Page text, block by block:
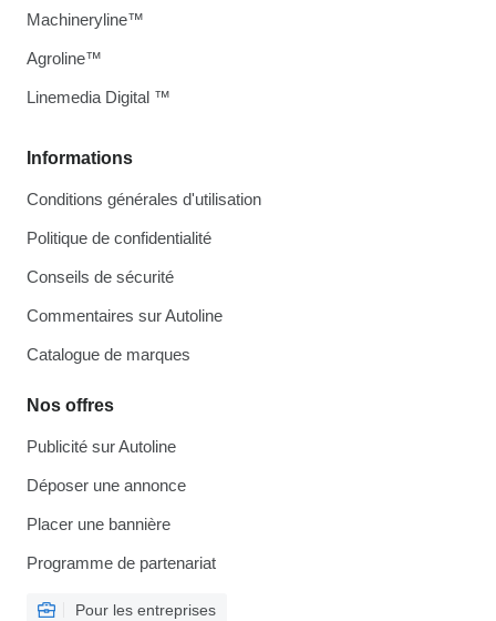
Informations
Conditions générales d'utilisation
Politique de confidentialité
Conseils de sécurité
Commentaires sur Autoline
Catalogue de marques
Nos offres
Publicité sur Autoline
Déposer une annonce
Placer une bannière
Programme de partenariat
Pour les entreprises
Machineryline™
Agroline™
Linemedia Digital ™